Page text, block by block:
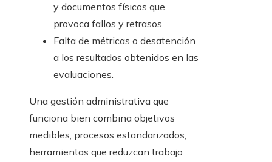
y documentos físicos que
provoca fallos y retrasos.
Falta de métricas o desatención
a los resultados obtenidos en las
evaluaciones.
Una gestión administrativa que
funciona bien combina objetivos
medibles, procesos estandarizados,
herramientas que reduzcan trabajo